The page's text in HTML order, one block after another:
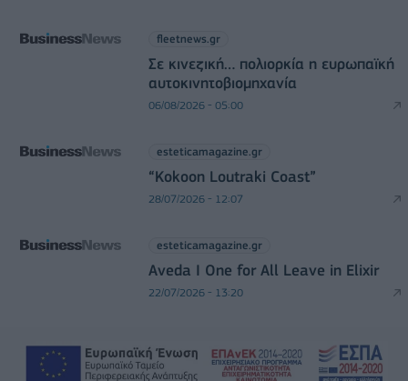
fleetnews.gr
Σε κινεζική… πολιορκία η ευρωπαϊκή
αυτοκινητοβιομηχανία
06/08/2026 - 05:00
esteticamagazine.gr
“Kokoon Loutraki Coast”
28/07/2026 - 12:07
esteticamagazine.gr
Aveda I One for All Leave in Elixir
22/07/2026 - 13:20